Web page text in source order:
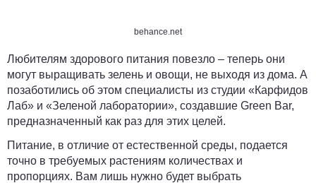
behance.net
Любителям здорового питания повезло – теперь они
могут выращивать зелень и овощи, не выходя из дома. А
позаботились об этом специалисты из студии «Карфидов
Лаб» и «Зеленой лаборатории», создавшие Green Bar,
предназначенный как раз для этих целей.
Питание, в отличие от естественной среды, подается
точно в требуемых растениям количествах и
пропорциях. Вам лишь нужно будет выбрать